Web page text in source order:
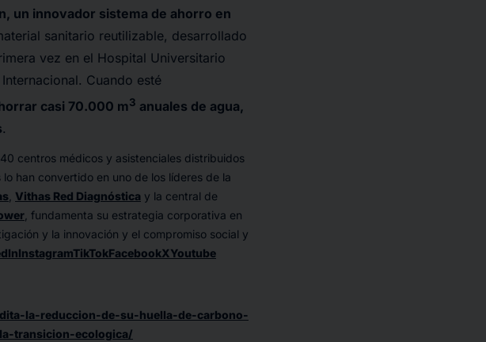
un innovador sistema de ahorro en
sanitario reutilizable, desarrollado
vez en el Hospital Universitario
Cuando esté
casi 70.000 m3 anuales de agua,
.
centros médicos y asistenciales distribuidos
han convertido en uno de los líderes de la
Vithas Red Diagnóstica y la central de
, fundamenta su estrategia corporativa en
y la innovación y el compromiso social y
InstagramTikTokFacebookXYoutube
la-reduccion-de-su-huella-de-carbono-
transicion-ecologica/